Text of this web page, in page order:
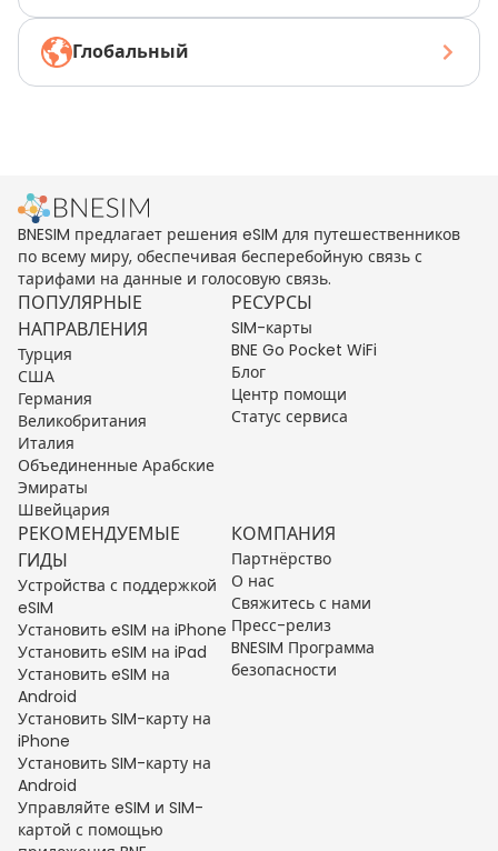
Глобальный
BNESIM предлагает решения eSIM для путешественников
по всему миру, обеспечивая бесперебойную связь с
тарифами на данные и голосовую связь.
ПОПУЛЯРНЫЕ
НАПРАВЛЕНИЯ
Турция
США
Германия
Великобритания
Италия
Объединенные Арабские
Эмираты
Швейцария
РЕСУРСЫ
SIM-карты
BNE Go Pocket WiFi
Блог
Центр помощи
Статус сервиса
РЕКОМЕНДУЕМЫЕ
ГИДЫ
Устройства с поддержкой
eSIM
Установить eSIM на iPhone
Установить eSIM на iPad
Установить eSIM на
Android
Установить SIM-карту на
iPhone
Установить SIM-карту на
Android
Управляйте eSIM и SIM-
картой с помощью
КОМПАНИЯ
Партнёрство
О нас
Свяжитесь с нами
Пресс-релиз
BNESIM Программа
безопасности